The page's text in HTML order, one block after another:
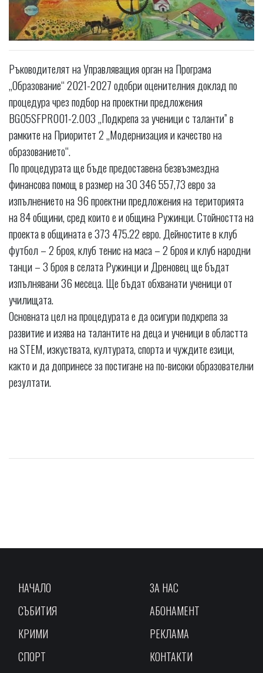
Ръководителят на Управляващия орган на Програма
„Образование“ 2021-2027 одобри оценителния доклад по
процедура чрез подбор на проектни предложения
BG05SFPR001-2.003 „Подкрепа за ученици с таланти” в
рамките на Приоритет 2 „Модернизация и качество на
образованието“.
По процедурата ще бъде предоставена безвъзмездна
финансова помощ в размер на 30 346 557,73 евро за
изпълнението на 96 проектни предложения на територията
на 84 общини, сред които е и община Ружинци. Стойността на
проекта в общината е 373 475.22 евро. Дейностите в клуб
футбол – 2 броя, клуб тенис на маса – 2 броя и клуб народни
танци – 3 броя в селата Ружинци и Дреновец ще бъдат
изпълнявани 36 месеца. Ще бъдат обхванати ученици от
училищата.
Основната цел на процедурата е да осигури подкрепа за
развитие и изява на талантите на деца и ученици в областта
на STEM, изкуствата, културата, спорта и чуждите езици,
както и да допринесе за постигане на по-високи образователни
резултати.
НАЧАЛО
СЪБИТИЯ
КРИМИ
СПОРТ
ЗА НАС
АБОНАМЕНТ
РЕКЛАМА
КОНТАКТИ